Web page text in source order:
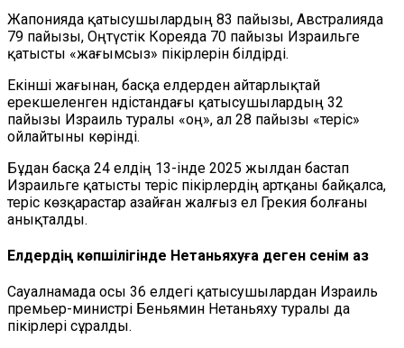
Жапонияда қатысушылардың 83 пайызы, Австралияда
79 пайызы, Оңтүстік Кореяда 70 пайызы Израильге
қатысты «жағымсыз» пікірлерін білдірді.
Екінші жағынан, басқа елдерден айтарлықтай
ерекшеленген Үндістандағы қатысушылардың 32
пайызы Израиль туралы «оң», ал 28 пайызы «теріс»
ойлайтыны көрінді.
Бұдан басқа 24 елдің 13-інде 2025 жылдан бастап
Израильге қатысты теріс пікірлердің артқаны байқалса,
теріс көзқарастар азайған жалғыз ел Грекия болғаны
анықталды.
Елдердің көпшілігінде Нетаньяхуға деген сенім аз
Сауалнамада осы 36 елдегі қатысушылардан Израиль
премьер-министрі Беньямин Нетаньяху туралы да
пікірлері сұралды.